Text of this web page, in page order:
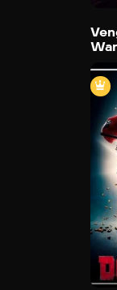
War